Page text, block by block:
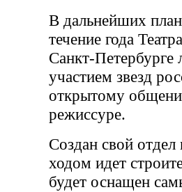
В дальнейших
течение года
Санкт-Петербурге
участием звезд
открытому
режиссуре.
Создан свой
ходом идет
будет оснащен